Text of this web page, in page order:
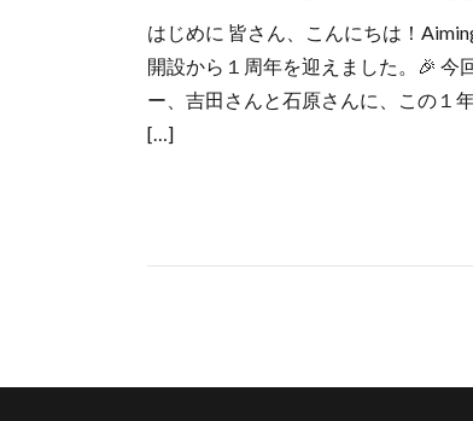
はじめに 皆さん、こんにちは！
開設から１周年を迎えました。🎉 今
ー、吉田さんと石原さんに、この１
[…]